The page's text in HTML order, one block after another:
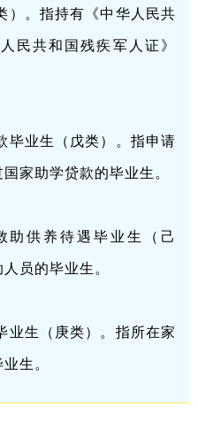
）。指持有《中华人民共
民共和国残疾军人证》
毕业生（戊类）。指申请
家助学贷款的毕业生。
助供养待遇毕业生（己
员的毕业生。
业生（庚类）。指所在家
生。